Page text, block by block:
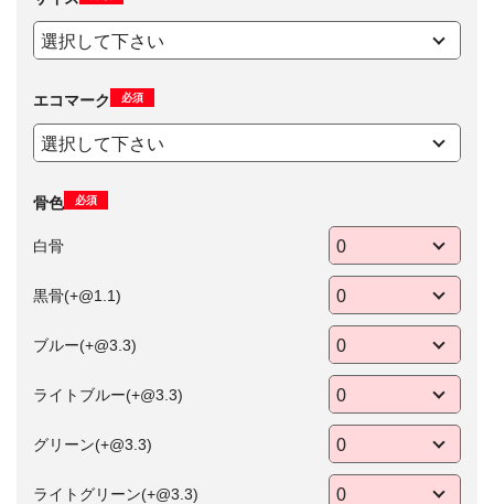
エコマーク 必須
骨色 必須
白骨
黒骨(+@1.1)
ブルー(+@3.3)
ライトブルー(+@3.3)
グリーン(+@3.3)
ライトグリーン(+@3.3)